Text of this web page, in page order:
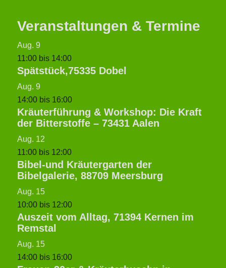
Veranstaltungen & Termine
Aug. 9
11:00bis 14:00
Spätstück,75335 Dobel
Aug. 9
14:00bis 16:00
Kräuterführung & Workshop: Die Kraft
der Bitterstoffe – 73431 Aalen
Aug. 12
11:00bis 12:00
Bibel-und Kräutergarten der
Bibelgalerie, 88709 Meersburg
Aug. 15
10:00bis 12:00
Auszeit vom Alltag, 71394 Kernen im
Remstal
Aug. 15
14:00bis 16:00